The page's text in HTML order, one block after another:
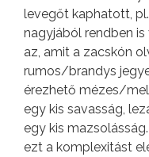
levegőt kaphatott,
nagyjából rendben
az, amit a zacskón
rumos/brandys
érezhető mézes/
egy kis savasság,
egy kis
ezt a komplexitást